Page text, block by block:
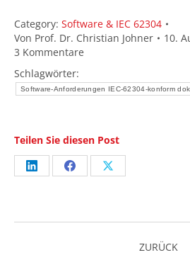
Category: Software & IEC 62304
Von Prof. Dr. Christian Johner
10.
3 Kommentare
Schlagwörter:
Software-Anforderungen IEC-62304-konform
Teilen Sie diesen Post
Share
LinkedIn
Share
Facebook
Share
X
ZURÜCK